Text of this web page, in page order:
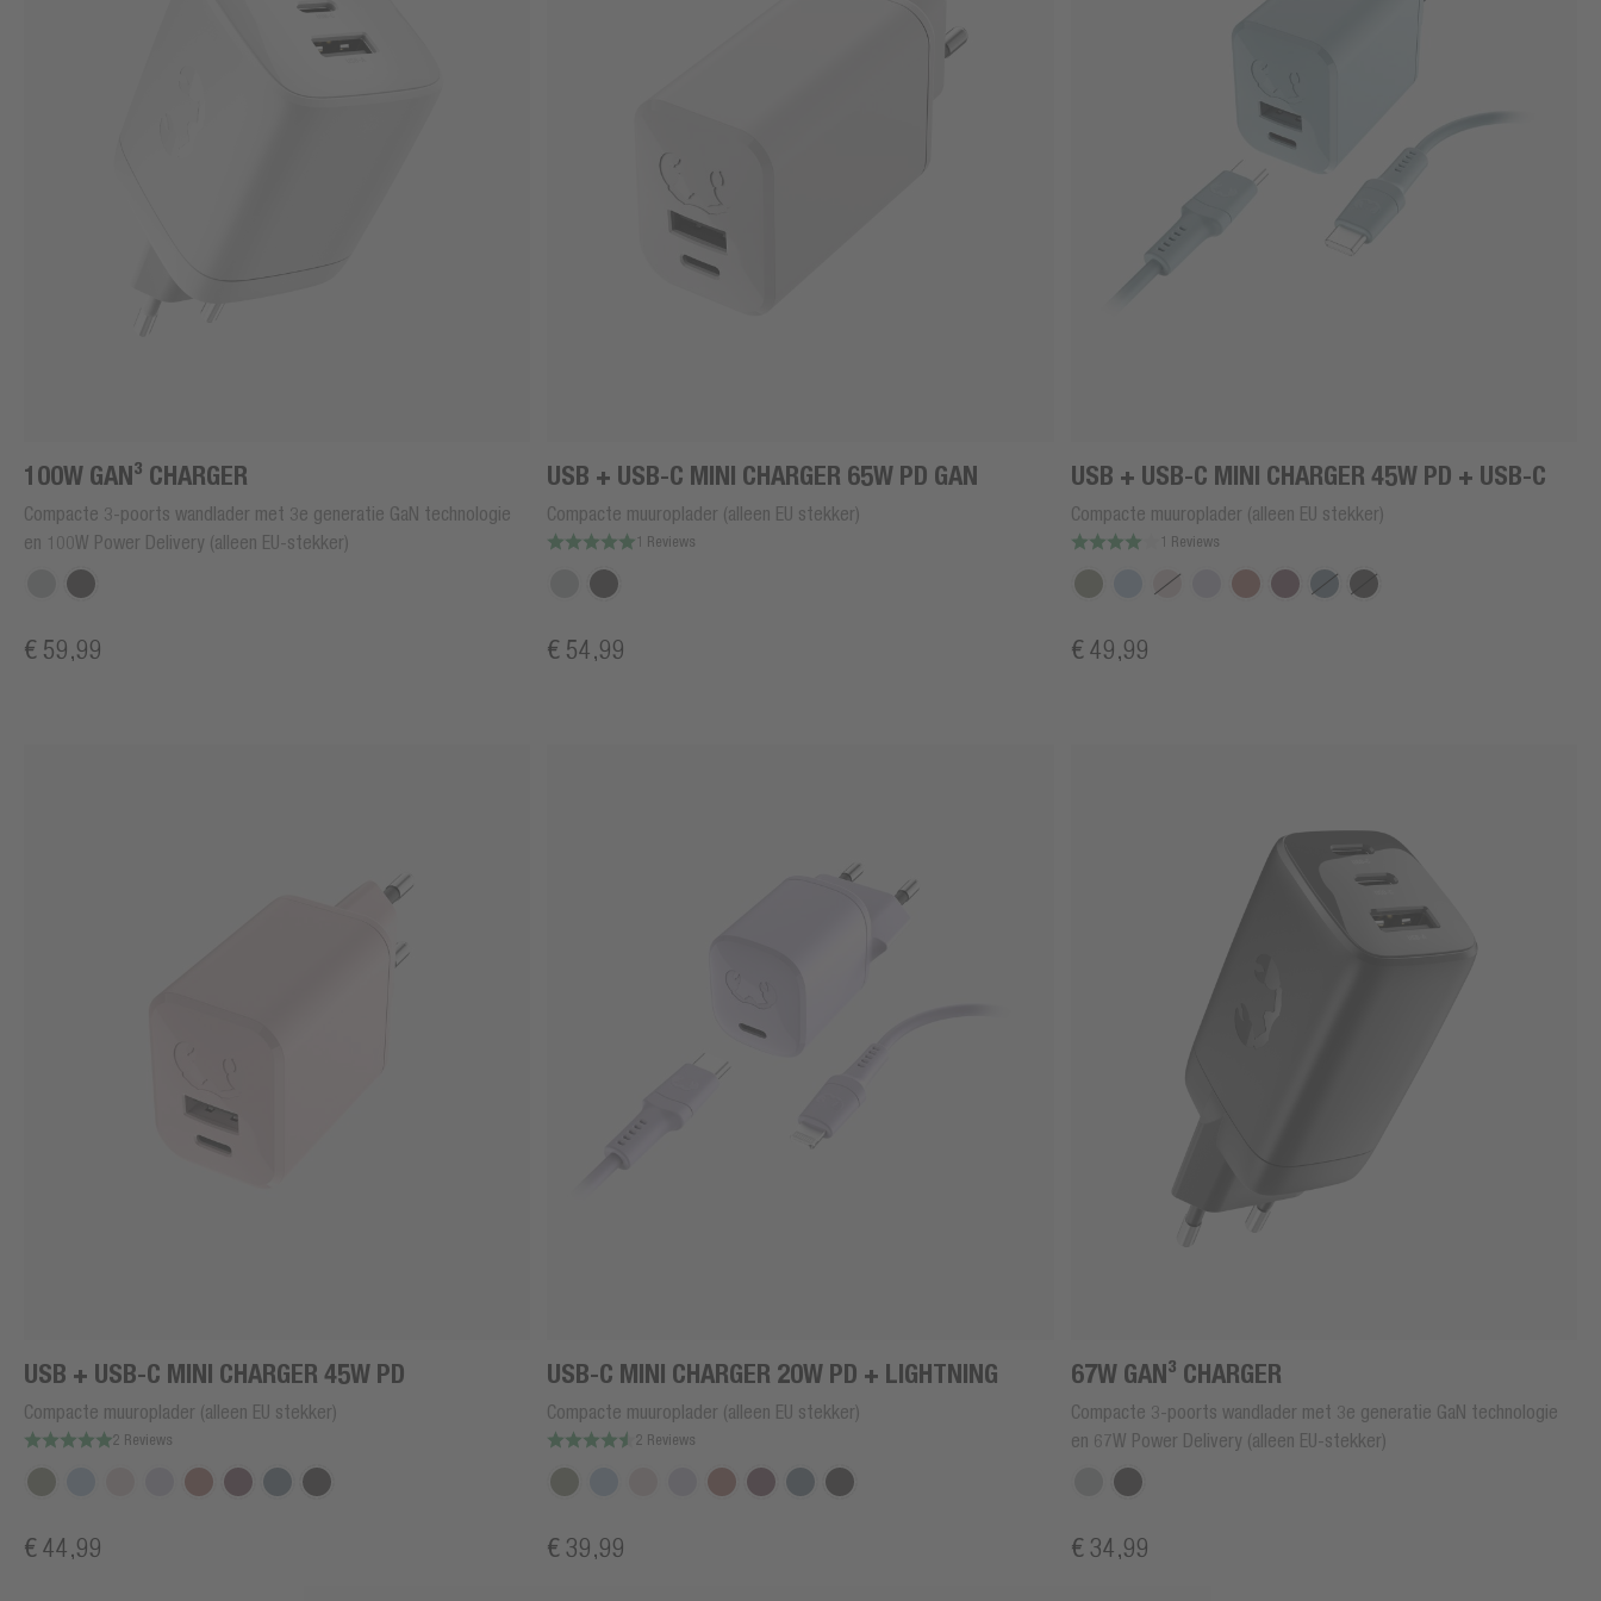
100W GAN³ CHARGER
Compacte 3-poorts wandlader met 3e generatie GaN technologie
en 100W Power Delivery (alleen EU-stekker)
€ 59,99
USB + USB-C MINI CHARGER 65W PD GAN
Compacte muuroplader (alleen EU stekker)
1 Reviews
€ 54,99
USB + USB-C MINI CHARGER 45W PD + USB-C
Compacte muuroplader (alleen EU stekker)
1 Reviews
€ 49,99
USB + USB-C MINI CHARGER 45W PD
Compacte muuroplader (alleen EU stekker)
2 Reviews
€ 44,99
USB-C MINI CHARGER 20W PD + LIGHTNING
Compacte muuroplader (alleen EU stekker)
2 Reviews
€ 39,99
67W GAN³ CHARGER
Compacte 3-poorts wandlader met 3e generatie GaN technologie
en 67W Power Delivery (alleen EU-stekker)
€ 34,99